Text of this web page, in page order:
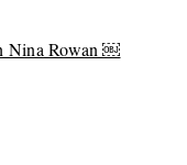
Nina Rowan ￼